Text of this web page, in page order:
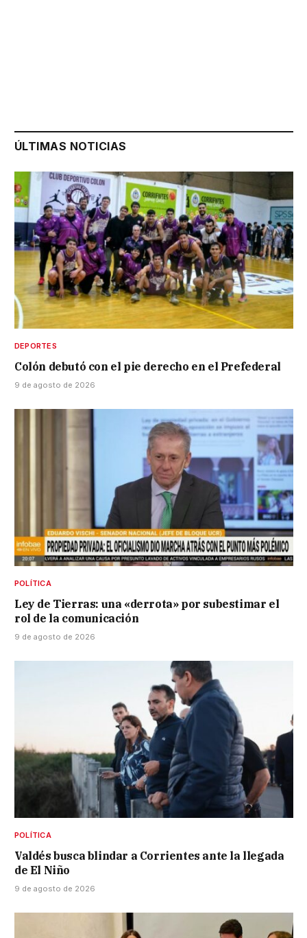
ÚLTIMAS NOTICIAS
DEPORTES
Colón debutó con el pie derecho en el Prefederal
9 de agosto de 2026
POLÍTICA
Ley de Tierras: una «derrota» por subestimar el
rol de la comunicación
9 de agosto de 2026
POLÍTICA
Valdés busca blindar a Corrientes ante la llegada
de El Niño
9 de agosto de 2026